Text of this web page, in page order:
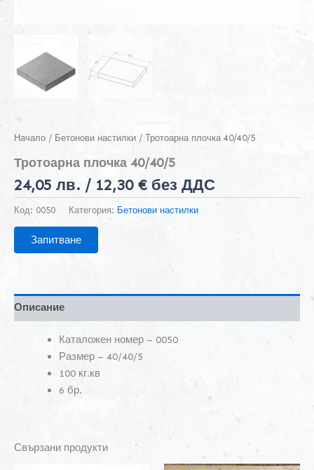
Начало / Бетонови настилки / Тротоарна плочка 40/40/5
Тротоарна плочка 40/40/5
24,05 лв. / 12,30 € без ДДС
Код: 0050 Категория: Бетонови настилки
Запитване
Описание
Каталожен номер – 0050
Размер – 40/40/5
100 кг.кв
6 бр.
Свързани продукти